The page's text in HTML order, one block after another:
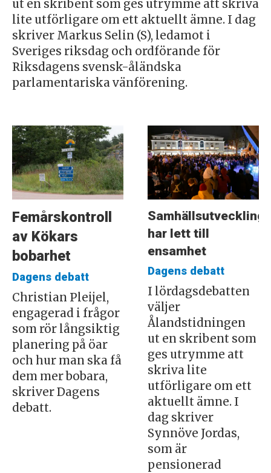
ut en skribent som ges utrymme att skriva
lite utförligare om ett aktuellt ämne. I dag
skriver Markus Selin (S), ledamot i
Sveriges riksdag och ordförande för
Riksdagens svensk-åländska
parlamentariska vänförening.
Femårskontroll
av Kökars
bobarhet
Dagens debatt
Christian Pleijel,
engagerad i frågor
som rör långsiktig
planering på öar
och hur man ska få
dem mer bobara,
skriver Dagens
debatt.
Samhällsutveckling
har lett till
ensamhet
Dagens debatt
I lördagsdebatten
väljer
Ålandstidningen
ut en skribent som
ges utrymme att
skriva lite
utförligare om ett
aktuellt ämne. I
dag skriver
Synnöve Jordas,
som är
pensionerad